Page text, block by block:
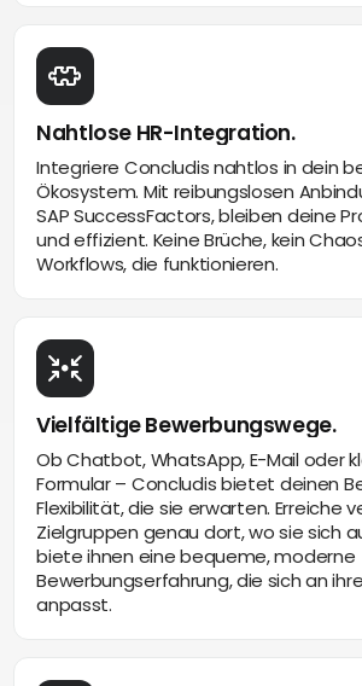
Nahtlose HR-Integration.
Integriere Concludis nahtlos in dein
Ökosystem. Mit reibungslosen
SAP SuccessFactors, bleiben deine
und effizient. Keine Brüche, kein
Workflows, die funktionieren.
Vielfältige Bewerbungswege.
Ob Chatbot, WhatsApp, E-Mail oder
Formular – Concludis bietet deinen
Flexibilität, die sie erwarten. Erreiche
Zielgruppen genau dort, wo sie sich
biete ihnen eine bequeme, moderne
Bewerbungserfahrung, die sich an
anpasst.